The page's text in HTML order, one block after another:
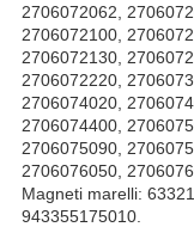
2706072062,
2706072100,
2706072130,
2706072220,
2706074020,
2706074400,
2706075090,
2706076050,
Magneti marelli:
943355175010.